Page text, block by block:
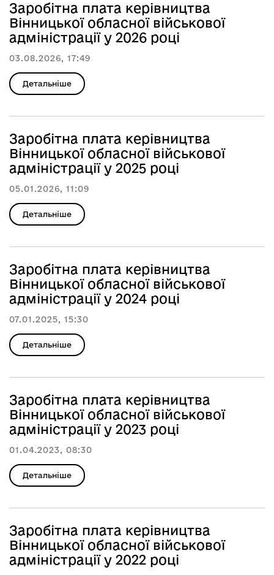
Заробітна плата керівництва
Вінницької обласної військової
адміністрації у 2026 році
03.08.2026, 17:49
Детальніше
Заробітна плата керівництва
Вінницької обласної військової
адміністрації у 2025 році
05.01.2026, 11:09
Детальніше
Заробітна плата керівництва
Вінницької обласної військової
адміністрації у 2024 році
07.01.2025, 15:30
Детальніше
Заробітна плата керівництва
Вінницької обласної військової
адміністрації у 2023 році
01.04.2023, 08:30
Детальніше
Заробітна плата керівництва
Вінницької обласної військової
адміністрації у 2022 році